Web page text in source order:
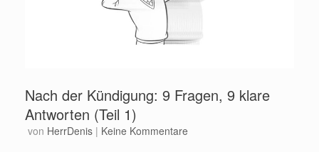
Nach der Kündigung: 9 Fragen, 9 klare
Antworten (Teil 1)
von HerrDenis | Keine Kommentare